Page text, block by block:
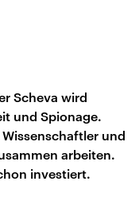
Scheva wird
und Spionage.
und
arbeiten.
investiert.